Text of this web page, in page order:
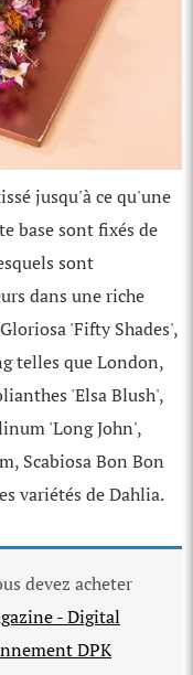
jusqu'à ce qu'une
base sont fixés de
sont
dans une riche
'Fifty Shades',
telles que London,
'Elsa Blush',
'Long John',
Scabiosa Bon Bon
variétés de Dahlia.
devez acheter
- Digital
DPK